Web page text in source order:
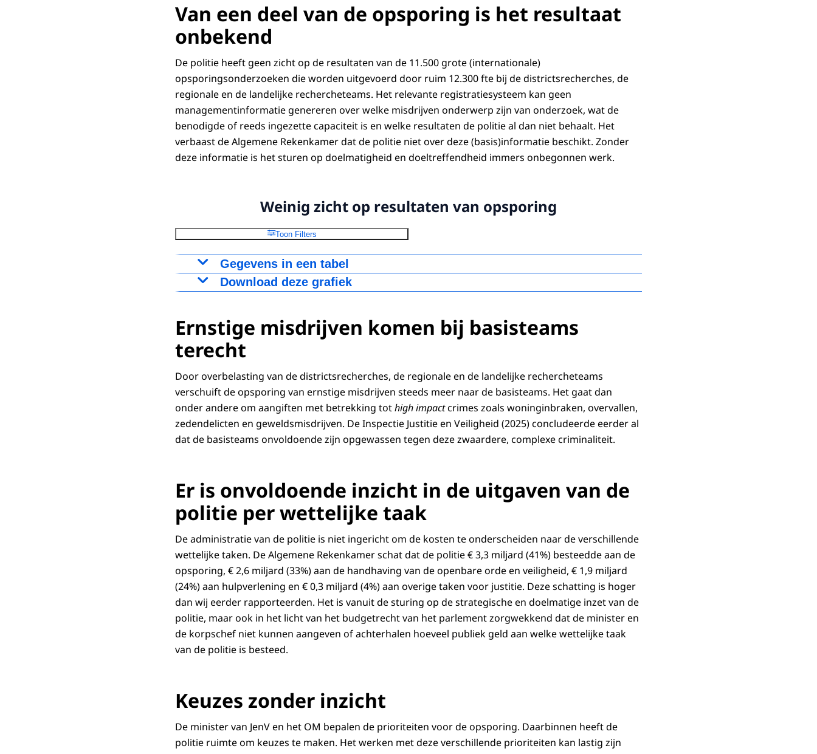
Van een deel van de opsporing is het resultaat
onbekend
De politie heeft geen zicht op de resultaten van de 11.500 grote (internationale)
opsporingsonderzoeken die worden uitgevoerd door ruim 12.300 fte bij de districtsrecherches, de
regionale en de landelijke rechercheteams. Het relevante registratiesysteem kan geen
managementinformatie genereren over welke misdrijven onderwerp zijn van onderzoek, wat de
benodigde of reeds ingezette capaciteit is en welke resultaten de politie al dan niet behaalt. Het
verbaast de Algemene Rekenkamer dat de politie niet over deze (basis)informatie beschikt. Zonder
deze informatie is het sturen op doelmatigheid en doeltreffendheid immers onbegonnen werk.
Weinig zicht op resultaten van opsporing
Toon Filters
Gegevens in een tabel
Resultaten
Rechercheresultaten niet
Download deze grafiek
Download CSV-bestand
Ernstige misdrijven komen bij basisteams
terecht
Door overbelasting van de districtsrecherches, de regionale en de landelijke rechercheteams
verschuift de opsporing van ernstige misdrijven steeds meer naar de basisteams. Het gaat dan
onder andere om aangiften met betrekking tothigh impactcrimes zoals woninginbraken, overvallen,
zedendelicten en geweldsmisdrijven. De Inspectie Justitie en Veiligheid (2025) concludeerde eerder al
dat de basisteams onvoldoende zijn opgewassen tegen deze zwaardere, complexe criminaliteit.
Er is onvoldoende inzicht in de uitgaven van de
politie per wettelijke taak
De administratie van de politie is niet ingericht om de kosten te onderscheiden naar de verschillende
wettelijke taken. De Algemene Rekenkamer schat dat de politie € 3,3 miljard (41%) besteedde aan de
opsporing, € 2,6 miljard (33%) aan de handhaving van de openbare orde en veiligheid, € 1,9 miljard
(24%) aan hulpverlening en € 0,3 miljard (4%) aan overige taken voor justitie. Deze schatting is hoger
dan wij eerder rapporteerden. Het is vanuit de sturing op de strategische en doelmatige inzet van de
politie, maar ook in het licht van het budgetrecht van het parlement zorgwekkend dat de minister en
de korpschef niet kunnen aangeven of achterhalen hoeveel publiek geld aan welke wettelijke taak
van de politie is besteed.
Keuzes zonder inzicht
De minister van JenV en het OM bepalen de prioriteiten voor de opsporing. Daarbinnen heeft de
politie ruimte om keuzes te maken. Het werken met deze verschillende prioriteiten kan lastig zijn